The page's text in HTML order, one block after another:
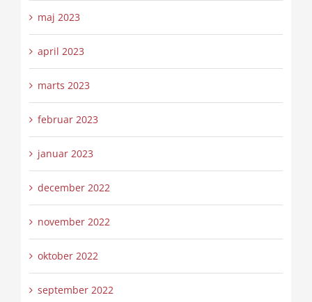
maj 2023
april 2023
marts 2023
februar 2023
januar 2023
december 2022
november 2022
oktober 2022
september 2022